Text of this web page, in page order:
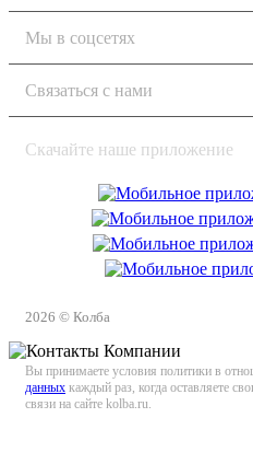
Мы в соцсетях
Связаться с нами
Скачайте наше приложение
2026 © Колба
Вы принимаете условия политики в
данных каждый раз, когда оставляете
связи на сайте kolba.ru.